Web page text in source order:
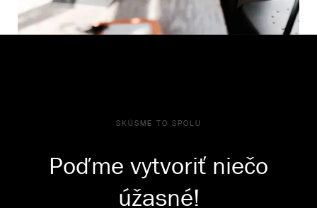
SKÚSME TO SPOLU
Poďme vytvoriť niečo
úžasné!